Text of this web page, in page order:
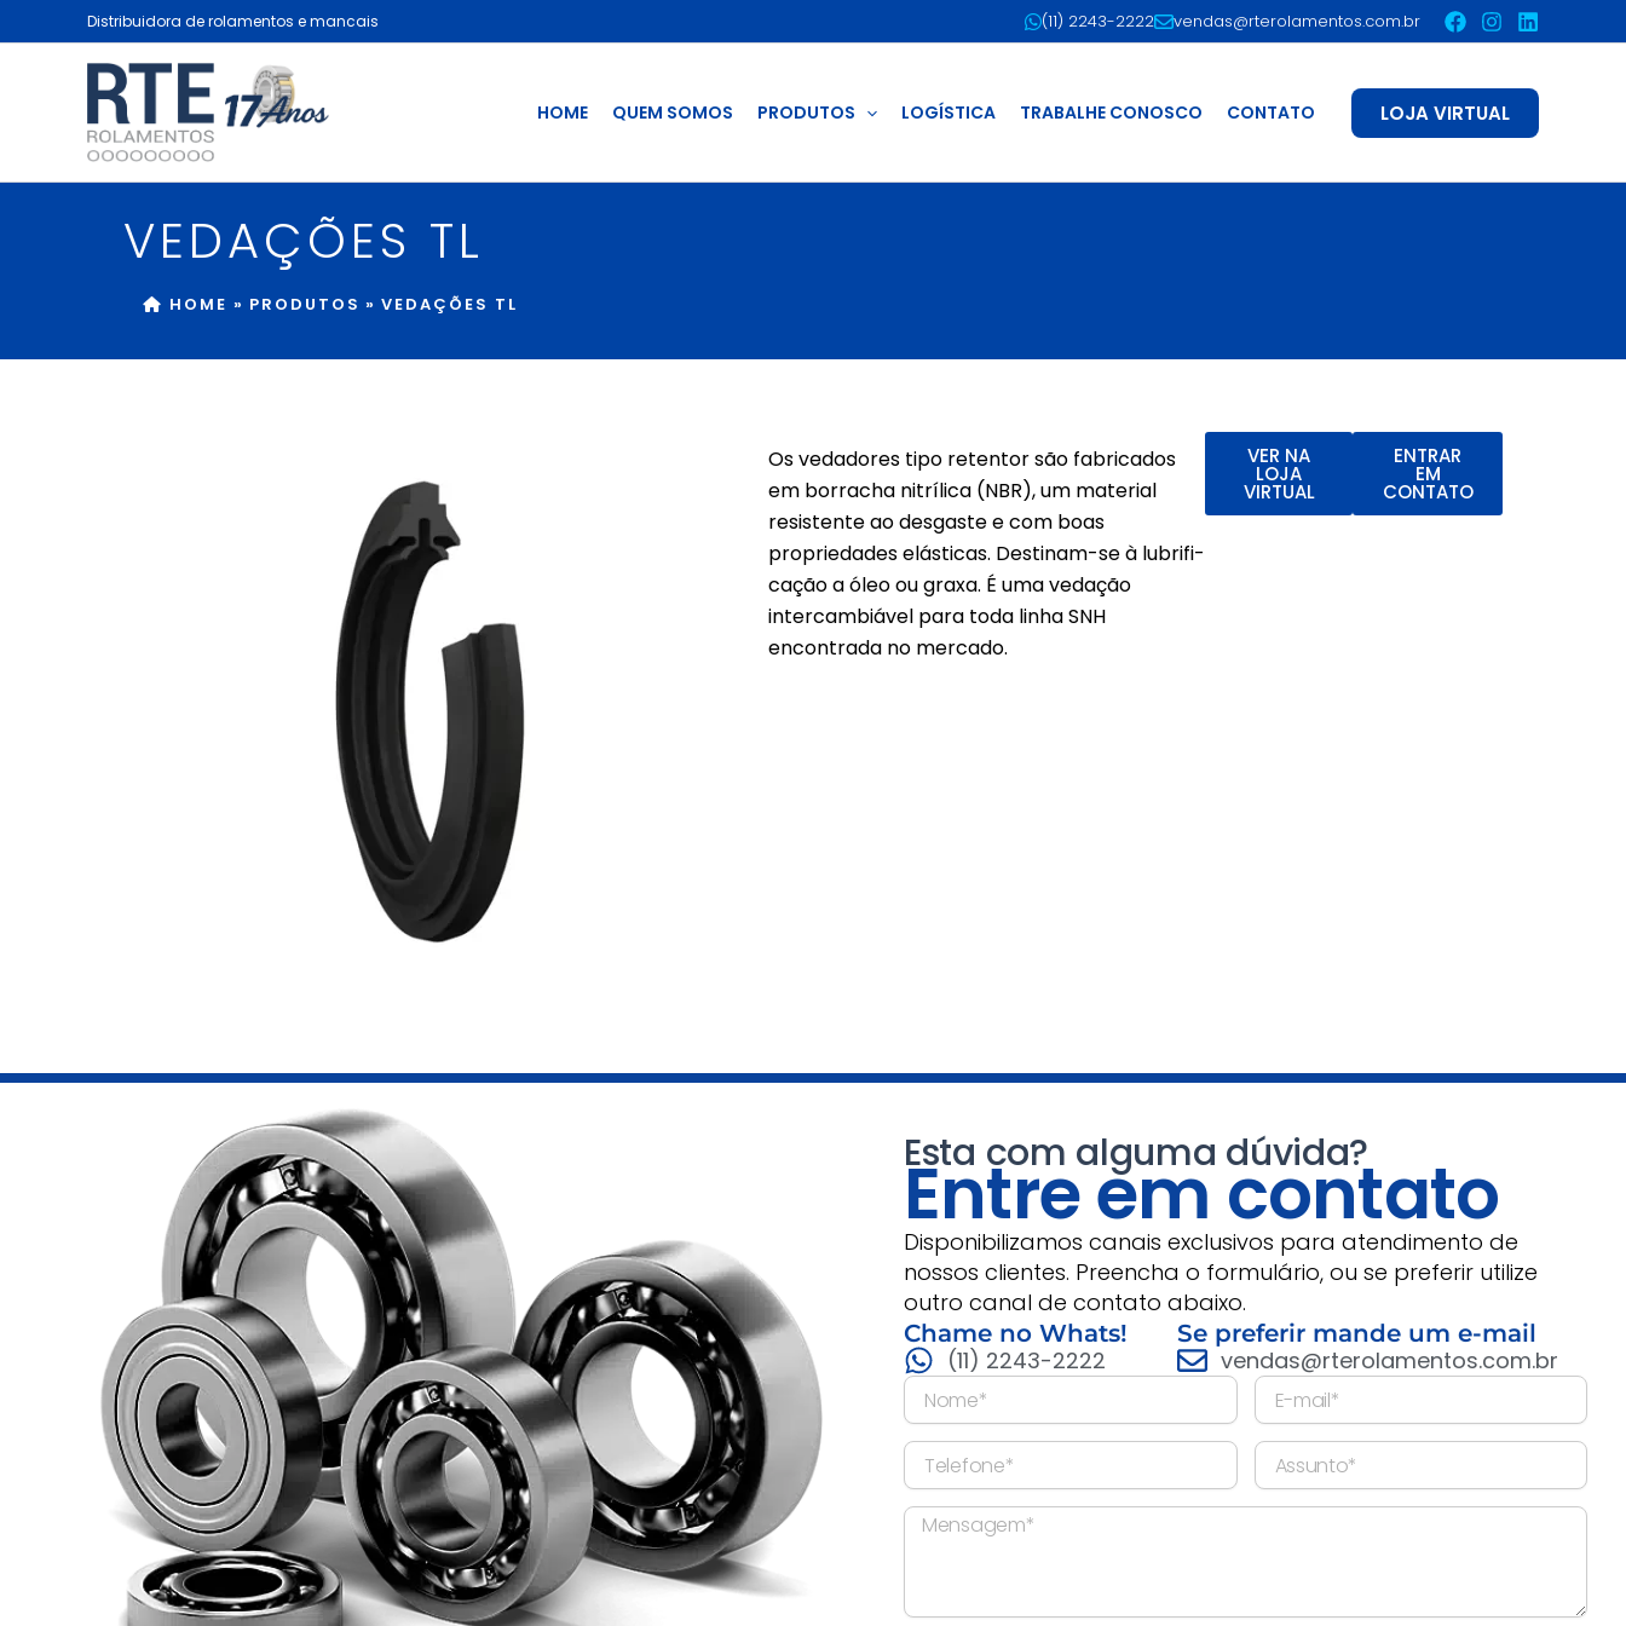
para
Distribuidora de rolamentos e mancais (11) 2243-2222 vendas@rterolamentos.com.br
HOME QUEM SOMOS PRODUTOS LOGÍSTICA TRABALHE CONOSCO CONTATO LOJA VIRTUAL
VEDAÇÕES TL
HOME » PRODUTOS » VEDAÇÕES TL
Os vedadores tipo retentor são fabricados
em borracha nitrílica (NBR), um material
resistente ao desgaste e com boas
propriedades elásticas. Destinam-se à lubrifi­
cação a óleo ou graxa. É uma vedação
intercambiável para toda linha SNH
encontrada no mercado.
VER NA
LOJA
VIRTUAL
ENTRAR
EM
CONTATO
Esta com alguma dúvida?
Entre em contato
Disponibilizamos canais exclusivos para atendimento de
nossos clientes. Preencha o formulário, ou se preferir utilize
outro canal de contato abaixo.
Chame no Whats!
(11) 2243-2222
Se preferir mande um e-mail
vendas@rterolamentos.com.br
N
m
E
m
i
l
T
A
s
M
a